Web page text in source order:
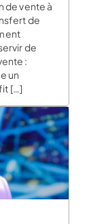
de vente à
de
de
:
un
[…]